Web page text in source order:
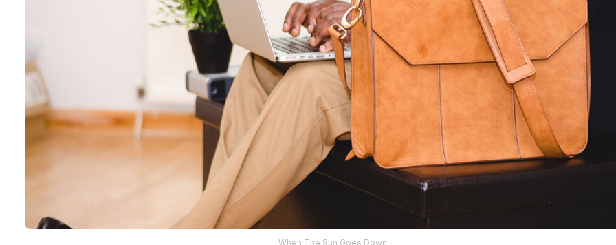
When The Sun Goes Down